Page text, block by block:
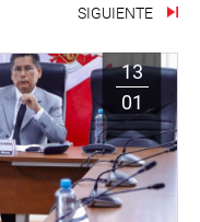
SIGUIENTE
13
01